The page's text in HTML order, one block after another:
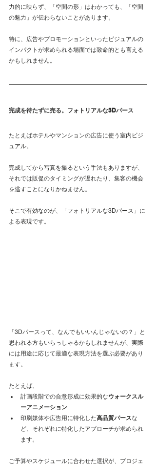
力的に映らず、「空間の形」はわかっても、「空間
の魅力」が伝わらないことがあります。
特に、広告やプロモーションといったビジュアルの
インパクトが求められる場面では致命的とも言える
かもしれません。
完成を待たずに売る。フォトリアルな3Dパース
たとえばホテルやマンションの広告に使う室内ビジ
ュアル。
完成してから写真を撮るという手法もありますが、
それでは販促のタイミングが遅れたり、集客の機会
を逃すことになりかねません。
そこで有効なのが、「フォトリアルな3Dパース」に
よる表現です。
「3Dパースって、なんでもいいんじゃないの？」と
思われる方もいらっしゃるかもしれませんが、実際
には用途に応じて最適な表現方法を選ぶ必要があり
ます。
たとえば、
計画段階での合意形成に効果的なウォークスル
ーアニメーション
印刷媒体や広告用に特化した高品質パースな
ど、それぞれに特化したアプローチが求められ
ます。
ご予算やスケジュールに合わせた選択が、プロジェ